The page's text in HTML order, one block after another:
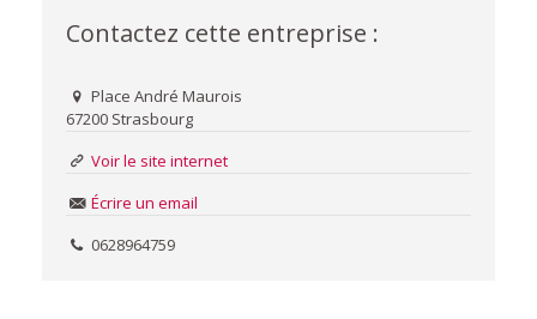
Contactez cette entreprise :
Place André Maurois
67200 Strasbourg
Voir le site internet
Écrire un email
0628964759